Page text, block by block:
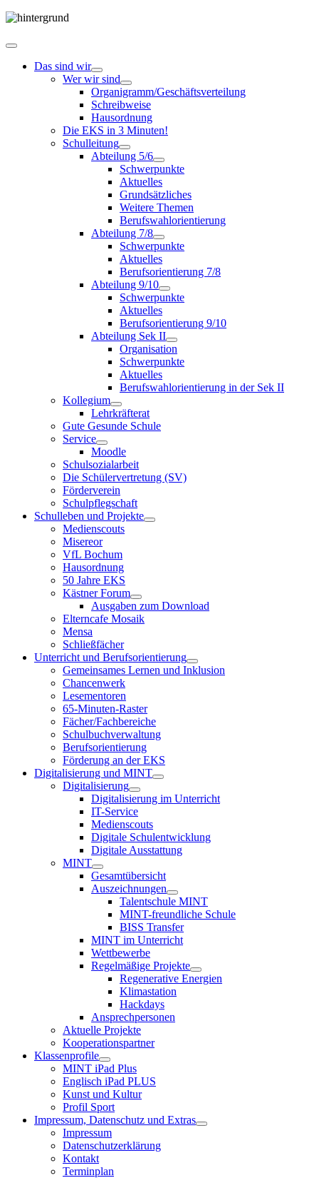
Das sind wir
Wer wir sind
Organigramm/Geschäftsverteilung
Schreibweise
Hausordnung
Die EKS in 3 Minuten!
Schulleitung
Abteilung 5/6
Schwerpunkte
Aktuelles
Grundsätzliches
Weitere Themen
Berufswahlorientierung
Abteilung 7/8
Schwerpunkte
Aktuelles
Berufsorientierung 7/8
Abteilung 9/10
Schwerpunkte
Aktuelles
Berufsorientierung 9/10
Abteilung Sek II
Organisation
Schwerpunkte
Aktuelles
Berufswahlorientierung in der Sek II
Kollegium
Lehrkräfterat
Gute Gesunde Schule
Service
Moodle
Schulsozialarbeit
Die Schülervertretung (SV)
Förderverein
Schulpflegschaft
Schulleben und Projekte
Medienscouts
Misereor
VfL Bochum
Hausordnung
50 Jahre EKS
Kästner Forum
Ausgaben zum Download
Elterncafe Mosaik
Mensa
Schließfächer
Unterricht und Berufsorientierung
Gemeinsames Lernen und Inklusion
Chancenwerk
Lesementoren
65-Minuten-Raster
Fächer/Fachbereiche
Schulbuchverwaltung
Berufsorientierung
Förderung an der EKS
Digitalisierung und MINT
Digitalisierung
Digitalisierung im Unterricht
IT-Service
Medienscouts
Digitale Schulentwicklung
Digitale Ausstattung
MINT
Gesamtübersicht
Auszeichnungen
Talentschule MINT
MINT-freundliche Schule
BISS Transfer
MINT im Unterricht
Wettbewerbe
Regelmäßige Projekte
Regenerative Energien
Klimastation
Hackdays
Ansprechpersonen
Aktuelle Projekte
Kooperationspartner
Klassenprofile
MINT iPad Plus
Englisch iPad PLUS
Kunst und Kultur
Profil Sport
Impressum, Datenschutz und Extras
Impressum
Datenschutzerklärung
Kontakt
Terminplan